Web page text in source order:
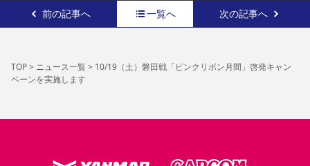
前の記事へ 一覧へ 次の記事へ
TOP> ニュース一覧> 10/19（土）磐田戦「ピンクリボン月間」啓発キャン
ペーンを実施します